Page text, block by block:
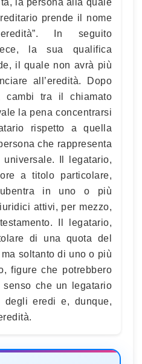
la persona alla quale
prende il nome
In seguito
la sua qualifica
il quale non avrà più
all’eredità. Dopo
cambi tra il chiamato
la pena concentrarsi
rispetto a quella
che rappresenta
Il legatario,
a titolo particolare,
in uno o più
attivi, per mezzo,
Il legatario,
di una quota del
soltanto di uno o più
figure che potrebbero
che un legatario
degli eredi e, dunque,